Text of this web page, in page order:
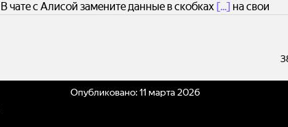
В чате с Алисой замените данные в скобках [...] на свои
Опубликовано:11 марта 2026